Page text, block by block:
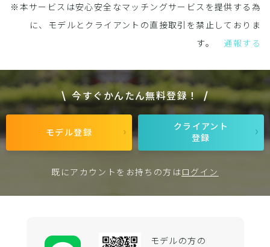
※本サービスは安心安全なマッチングサービスを提供する為
に、モデルとクライアントの直接取引を禁止しておりま
す。通報する
今すぐかんたん無料登録！
モデル登録
クライアント
登録
既にアカウントをお持ちの方はログイン
モデルの方の